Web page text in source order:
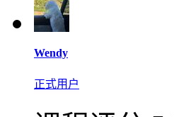
Wendy
正式用户